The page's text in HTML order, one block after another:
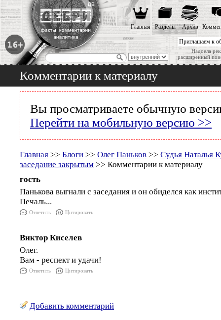
Приглашаем к
Надоела
расширенный
Главная Разделы Архив
Комментарии к материалу
Вы просматриваете обычную
Перейти на мобильную версию >>
Главная >> Блоги >> Олег Паньков >> Судья Наталья
заседание закрытым >> Комментарии к материалу
гость
Панькова выгнали с заседания и он обиделся как
Печаль...
Ответить Цитировать
Виктор Киселев
Олег.
Вам - респект и удачи!
Ответить Цитировать
Добавить комментарий